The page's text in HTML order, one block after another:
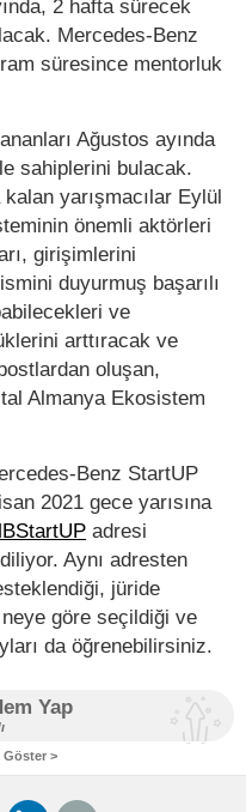
2 hafta sürecek
Mercedes-Benz
süresince mentorluk
Ağustos ayında
sahiplerini bulacak.
yarışmacılar Eylül
önemli aktörleri
girişimlerini
duyurmuş başarılı
ve
arttıracak ve
oluşan,
Almanya Ekosistem
Benz StartUP
2021 gece yarısına
adresi
Aynı adresten
jüride
neye göre seçildiği ve
da öğrenebilirsiniz.
Yap
>